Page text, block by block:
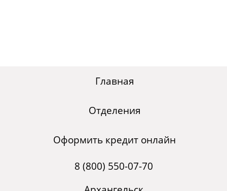
Главная
Отделения
Оформить кредит онлайн
8 (800) 550-07-70